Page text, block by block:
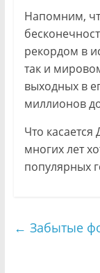
Напомним,
рекордом в
так и
выходных в
миллионов
Что
многих лет
популярных
← Забытые